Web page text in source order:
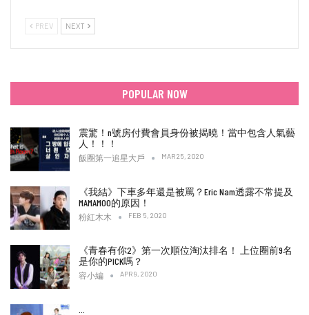
PREV NEXT
POPULAR NOW
震驚！n號房付費會員身份被揭曉！當中包含人氣藝
人！！！
飯圈第一追星大戶 MAR 25, 2020
《我結》下車多年還是被罵？Eric Nam透露不常提及
MAMAMOO的原因！
粉紅木木 FEB 5, 2020
《青春有你2》第一次順位淘汰排名！ 上位圈前9名
是你的PICK嗎？
容小編 APR 9, 2020